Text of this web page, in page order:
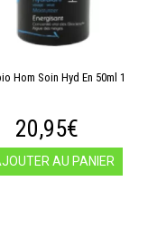
Hom Soin Hyd En 50ml 1
20,95€
AU PANIER